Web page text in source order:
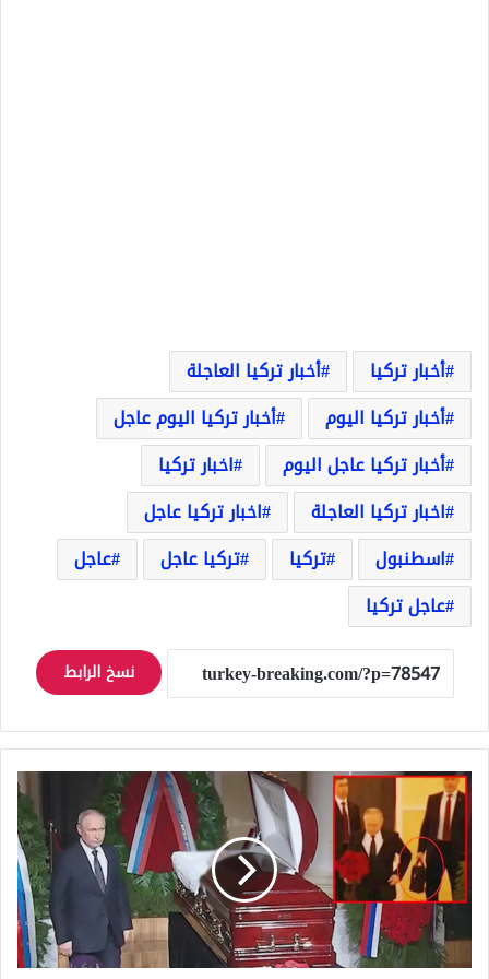
أخبار تركيا
أخبار تركيا العاجلة
أخبار تركيا اليوم
أخبار تركيا اليوم عاجل
أخبار تركيا عاجل اليوم
اخبار تركيا
اخبار تركيا العاجلة
اخبار تركيا عاجل
اسطنبول
تركيا تركيا عاجل
عاجل
عاجل تركيا
نسخ الرابط
بوتين
يحضر
جنازة
السياسي
الذي
اقترح
قنبلة
ذرية